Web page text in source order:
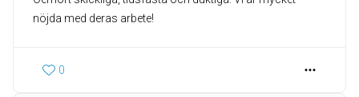
nöjda med deras arbete!
0